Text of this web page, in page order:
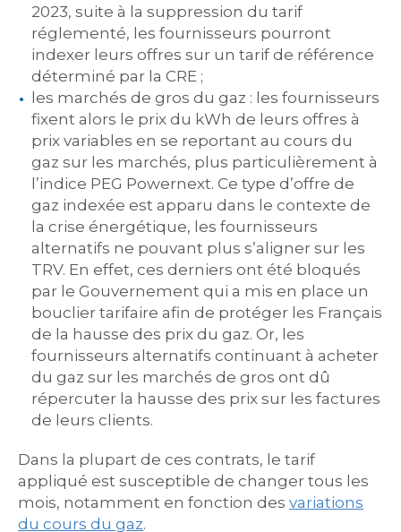
2023, suite à la suppression du tarif
réglementé, les fournisseurs pourront
indexer leurs offres sur un tarif de référence
déterminé par la CRE ;
les marchés de gros du gaz : les fournisseurs
fixent alors le prix du kWh de leurs offres à
prix variables en se reportant au cours du
gaz sur les marchés, plus particulièrement à
l’indice PEG Powernext. Ce type d’offre de
gaz indexée est apparu dans le contexte de
la crise énergétique, les fournisseurs
alternatifs ne pouvant plus s’aligner sur les
TRV. En effet, ces derniers ont été bloqués
par le Gouvernement qui a mis en place un
bouclier tarifaire afin de protéger les Français
de la hausse des prix du gaz. Or, les
fournisseurs alternatifs continuant à acheter
du gaz sur les marchés de gros ont dû
répercuter la hausse des prix sur les factures
de leurs clients.
Dans la plupart de ces contrats, le tarif
appliqué est susceptible de changer tous les
mois, notamment en fonction des variations
du cours du gaz.